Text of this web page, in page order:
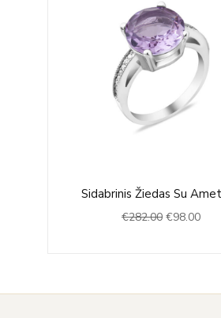
Sidabrinis Žiedas Su
€282.00
price
was:
€98.00is: